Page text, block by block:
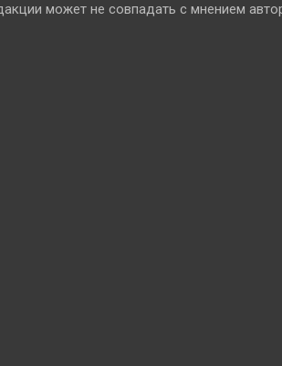
может не совпадать с мнением